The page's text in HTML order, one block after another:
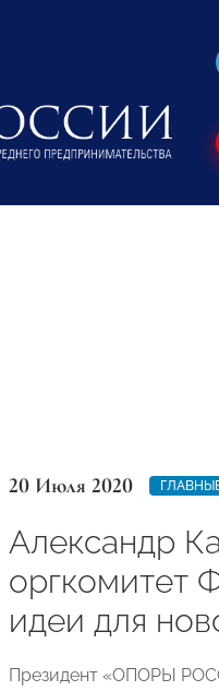
20 Июля 2020
Александр
оргкомитет
идеи для
Президент «ОПОРЫ